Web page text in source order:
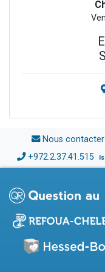
Nous contacter
+972.2.37.41.515